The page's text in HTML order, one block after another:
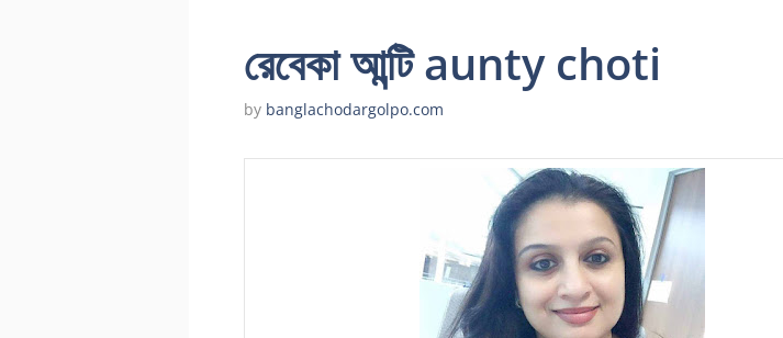
রেবেকা আন্টি aunty choti
by banglachodargolpo.com